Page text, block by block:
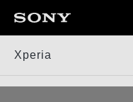
Xperia